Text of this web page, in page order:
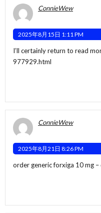
ConnieWew
2025年8月15日 1:11 PM
I’ll certainly return to read
977929.html
ConnieWew
2025年8月21日 8:26 PM
order generic forxiga 10 mg –